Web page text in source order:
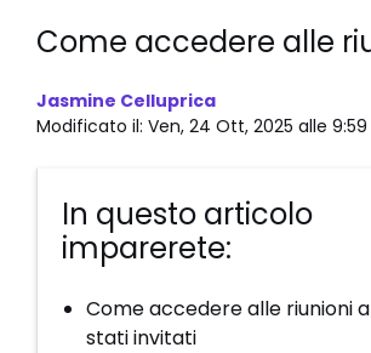
Come accedere alle
Jasmine Celluprica
Modificato il: Ven, 24 Ott, 2025 alle 9:59
In questo articolo
imparerete:
Come accedere alle riunioni
stati invitati